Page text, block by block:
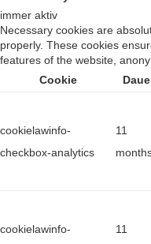
immer aktiv
Necessary cookies are
properly. These cookies
features of the website,
Cookie
cookielawinfo-
checkbox-analytics
11
cookielawinfo-
11